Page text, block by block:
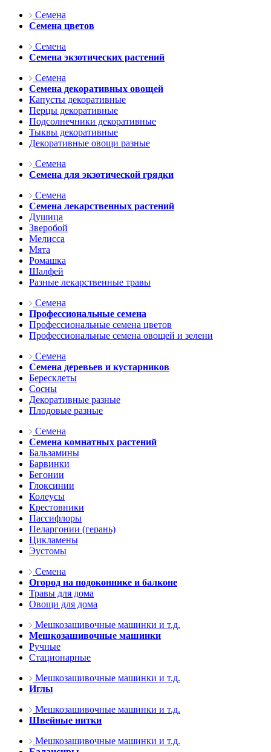
Семена
Семена цветов
Семена
Семена экзотических растений
Семена
Семена декоративных овощей
Капусты декоративные
Перцы декоративные
Подсолнечники декоративные
Тыквы декоративные
Декоративные овощи разные
Семена
Семена для экзотической грядки
Семена
Семена лекарственных растений
Душица
Зверобой
Мелисса
Мята
Ромашка
Шалфей
Разные лекарственные травы
Семена
Профессиональные семена
Профессиональные семена цветов
Профессиональные семена овощей и зелени
Семена
Семена деревьев и кустарников
Бересклеты
Сосны
Декоративные разные
Плодовые разные
Семена
Семена комнатных растений
Бальзамины
Барвинки
Бегонии
Глоксинии
Колеусы
Крестовники
Пассифлоры
Пеларгонии (герань)
Цикламены
Эустомы
Семена
Огород на подоконнике и балконе
Травы для дома
Овощи для дома
Мешкозашивочные машинки и т.д.
Мешкозашивочные машинки
Ручные
Стационарные
Мешкозашивочные машинки и т.д.
Иглы
Мешкозашивочные машинки и т.д.
Швейные нитки
Мешкозашивочные машинки и т.д.